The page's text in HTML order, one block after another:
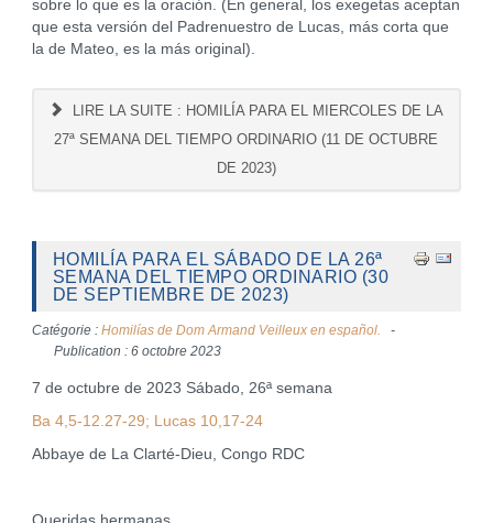
sobre lo que es la oración. (En general, los exegetas aceptan
que esta versión del Padrenuestro de Lucas, más corta que
la de Mateo, es la más original).
LIRE LA SUITE : HOMILÍA PARA EL MIERCOLES DE LA
27ª SEMANA DEL TIEMPO ORDINARIO (11 DE OCTUBRE
DE 2023)
HOMILÍA PARA EL SÁBADO DE LA 26ª
SEMANA DEL TIEMPO ORDINARIO (30
DE SEPTIEMBRE DE 2023)
Catégorie : Homilías de Dom Armand Veilleux en español.
Publication : 6 octobre 2023
7 de octubre de 2023 Sábado, 26ª semana
Ba 4,5-12.27-29; Lucas 10,17-24
Abbaye de La Clarté-Dieu, Congo RDC